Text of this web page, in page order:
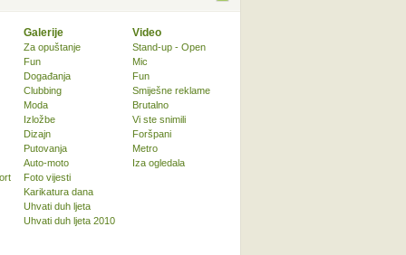
Galerije
Za opuštanje
Fun
Događanja
Clubbing
Moda
Izložbe
Dizajn
Putovanja
Auto-moto
Foto vijesti
Karikatura dana
Uhvati duh ljeta
Uhvati duh ljeta 2010
Video
Stand-up - Open
Mic
Fun
Smiješne reklame
Brutalno
Vi ste snimili
Foršpani
Metro
Iza ogledala